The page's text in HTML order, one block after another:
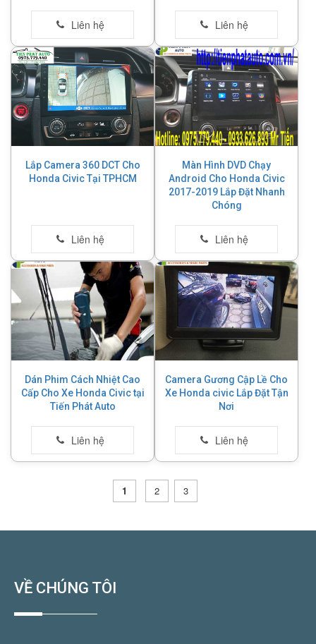
Lắp Camera 360 DCT Cho
Honda Civic Tại TPHCM
Màn Hình DVD Chạy
Android Cho Honda Civic
2017-2019 Lắp Đặt Nhanh
Chóng
Dán Phim Cách Nhiệt Cao
Cấp Cho Xe Honda Civic tại
Tiến Phát Auto
Camera Gương Cập Lề Cho
Xe Honda civic Lắp Đặt Tận
Nơi
1 2 3
VỀ CHÚNG TÔI